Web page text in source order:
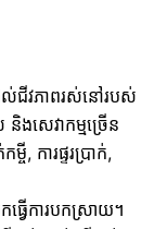
ល់ជីវភាពរស់នៅរបស់
ងសេវាកម្មច្រើន
ចី, ការផ្ទរប្រាក់,
វើការបកស្រាយ។